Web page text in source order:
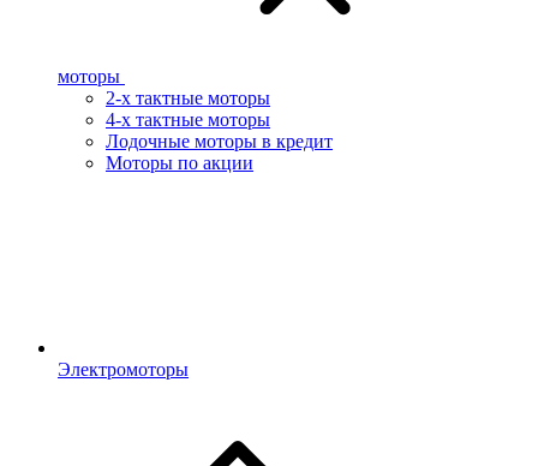
моторы
2-х тактные моторы
4-х тактные моторы
Лодочные моторы в кредит
Моторы по акции
Электромоторы